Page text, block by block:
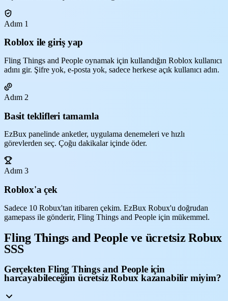
Adım 1
Roblox ile giriş yap
Fling Things and People oynamak için kullandığın Roblox kullanıcı
adını gir. Şifre yok, e-posta yok, sadece herkese açık kullanıcı adın.
Adım 2
Basit teklifleri tamamla
EzBux panelinde anketler, uygulama denemeleri ve hızlı
görevlerden seç. Çoğu dakikalar içinde öder.
Adım 3
Roblox'a çek
Sadece 10 Robux'tan itibaren çekim. EzBux Robux'u doğrudan
gamepass ile gönderir, Fling Things and People için mükemmel.
Fling Things and People ve ücretsiz Robux
SSS
Gerçekten Fling Things and People için
harcayabileceğim ücretsiz Robux kazanabilir miyim?